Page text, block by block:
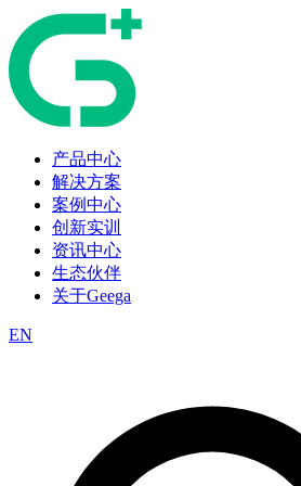
产品中心
解决方案
案例中心
创新实训
资讯中心
生态伙伴
关于Geega
EN